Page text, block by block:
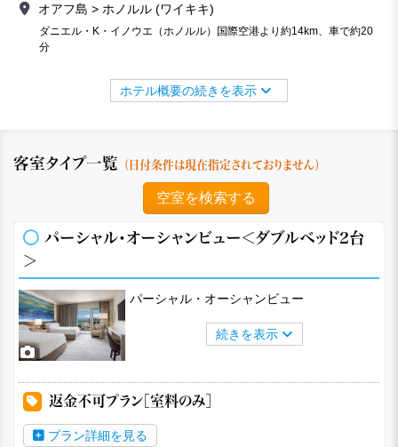
オアフ島 > ホノルル (ワイキキ)
ダニエル・K・イノウエ（ホノルル）国際空港より約14km、車で約20
分
ホテル概要の続きを表示
客室タイプ一覧 （日付条件は現在指定されておりません）
空室を検索する
パーシャル・オーシャンビュー＜ダブルベッド2台
＞
パーシャル・オーシャンビュー
続きを表示
返金不可プラン［室料のみ］
プラン詳細を見る